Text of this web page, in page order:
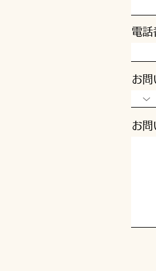
電話
お問
お問